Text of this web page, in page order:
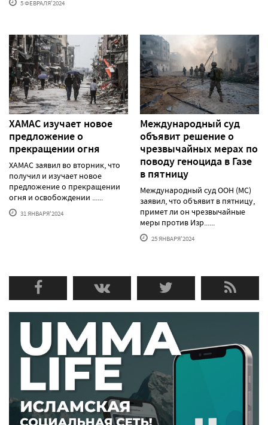
5 ФЕВРАЛЯ'2024
ХАМАС изучает новое
предложение о
прекращении огня
ХАМАС заявил во вторник, что
получил и изучает новое
предложение о прекращении
огня и освобождении ......
31 ЯНВАРЯ'2024
Международный суд
объявит решение о
чрезвычайных мерах по
поводу геноцида в Газе
в пятницу
Международный суд ООН (МС)
заявил, что объявит в пятницу,
примет ли он чрезвычайные
меры против Изр......
25 ЯНВАРЯ'2024